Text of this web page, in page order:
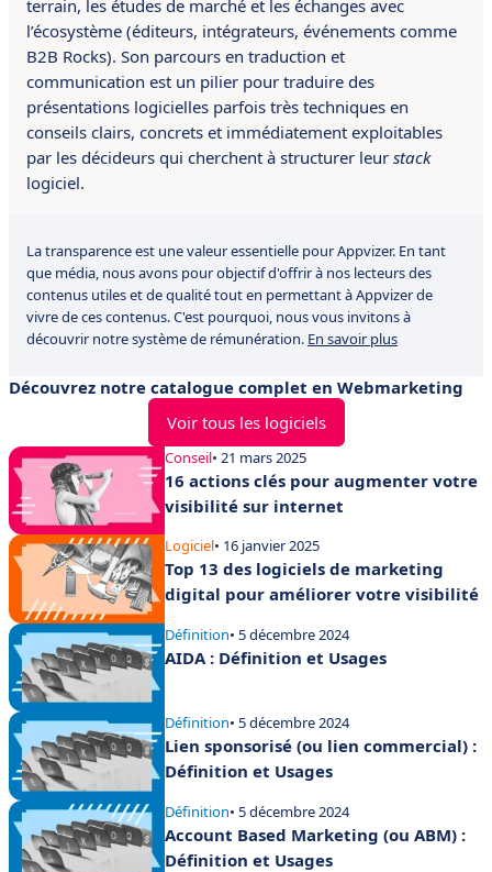
terrain, les études de marché et les échanges avec
l’écosystème (éditeurs, intégrateurs, événements comme
B2B Rocks). Son parcours en traduction et
communication est un pilier pour traduire des
présentations logicielles parfois très techniques en
conseils clairs, concrets et immédiatement exploitables
par les décideurs qui cherchent à structurer leur stack
logiciel.
La transparence est une valeur essentielle pour Appvizer. En tant
que média, nous avons pour objectif d'offrir à nos lecteurs des
contenus utiles et de qualité tout en permettant à Appvizer de
vivre de ces contenus. C'est pourquoi, nous vous invitons à
découvrir notre système de rémunération. En savoir plus
Découvrez notre catalogue complet en Webmarketing
Voir tous les logiciels
Conseil• 21 mars 2025
16 actions clés pour augmenter votre
visibilité sur internet
Logiciel• 16 janvier 2025
Top 13 des logiciels de marketing
digital pour améliorer votre visibilité
Définition• 5 décembre 2024
AIDA : Définition et Usages
Définition• 5 décembre 2024
Lien sponsorisé (ou lien commercial) :
Définition et Usages
Définition• 5 décembre 2024
Account Based Marketing (ou ABM) :
Définition et Usages